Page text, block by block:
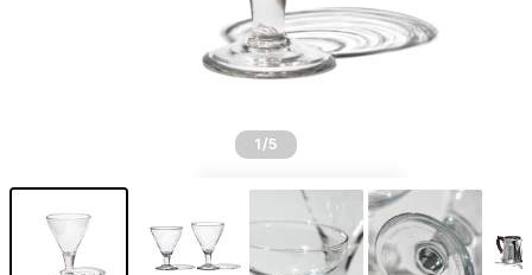
1 /5